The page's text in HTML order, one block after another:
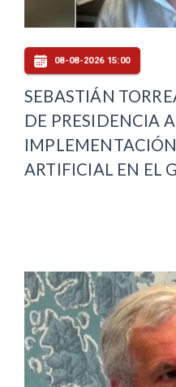
08-08-2026 15:00
SEBASTIÁN
DE PRESIDENCIA
ARTIFICIAL EN EL